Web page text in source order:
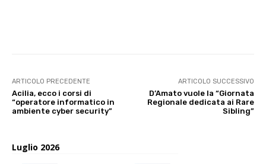
ARTICOLO PRECEDENTE
Acilia, ecco i corsi di
“operatore informatico in
ambiente cyber security”
ARTICOLO SUCCESSIVO
D’Amato vuole la “Giornata
Regionale dedicata ai Rare
Sibling”
Luglio 2026